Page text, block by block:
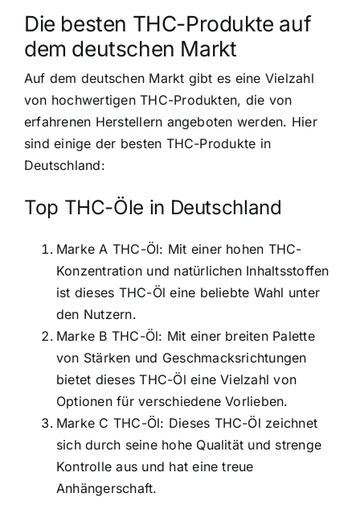
Die besten THC-Produkte auf
dem deutschen Markt
Auf dem deutschen Markt gibt es eine Vielzahl
von hochwertigen THC-Produkten, die von
erfahrenen Herstellern angeboten werden. Hier
sind einige der besten THC-Produkte in
Deutschland:
Top THC-Öle in Deutschland
Marke A THC-Öl: Mit einer hohen THC-
Konzentration und natürlichen Inhaltsstoffen
ist dieses THC-Öl eine beliebte Wahl unter
den Nutzern.
Marke B THC-Öl: Mit einer breiten Palette
von Stärken und Geschmacksrichtungen
bietet dieses THC-Öl eine Vielzahl von
Optionen für verschiedene Vorlieben.
Marke C THC-Öl: Dieses THC-Öl zeichnet
sich durch seine hohe Qualität und strenge
Kontrolle aus und hat eine treue
Anhängerschaft.